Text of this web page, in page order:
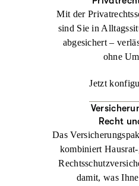
Mit der
sind Sie in
abgesichert –
ohne
Jetzt
Recht
Das
kombiniert
damit, was